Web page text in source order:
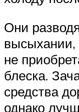
Они
высыхании,
не
блеска.
средства
однако